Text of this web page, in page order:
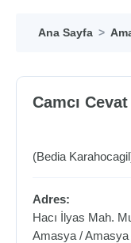
Ana Sayfa
Camcı Cevat
(Bedia
Adres:
Hacı İlyas Mah.
Amasya /Amasya